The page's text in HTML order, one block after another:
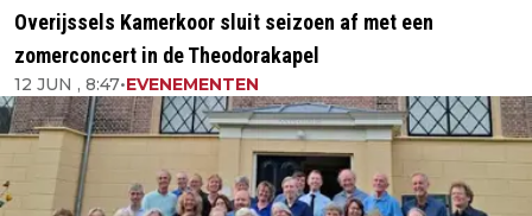
Overijssels Kamerkoor sluit seizoen af met een
zomerconcert in de Theodorakapel
12 JUN , 8:47•EVENEMENTEN